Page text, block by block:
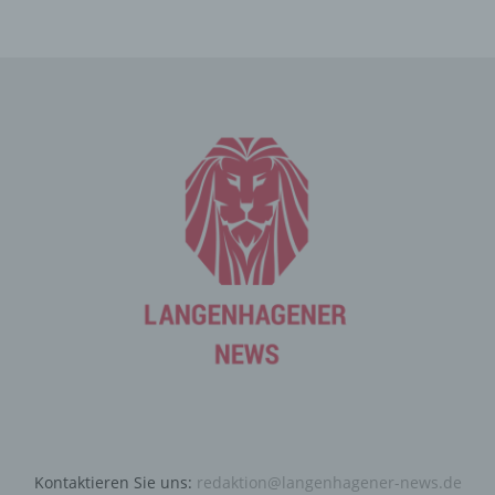
Kontaktieren Sie uns: redaktion@langenhagener-news.de
es, den Nutzern die Verwendung unserer Internetseite
zu erleichtern. Der Benutzer einer Internetseite, die
Cookies verwendet, muss beispielsweise nicht bei jedem
Besuch der Internetseite erneut seine Zugangsdaten
eingeben, weil dies von der Internetseite und dem auf
dem Computersystem des Benutzers abgelegten Cookie
übernommen wird. Ein weiteres Beispiel ist das Cookie
eines Warenkorbes im Online-Shop. Der Online-Shop
Warenkorb gelegt hat, über ein Cookie.
Cookies dauerhaft widersprechen. Ferner können